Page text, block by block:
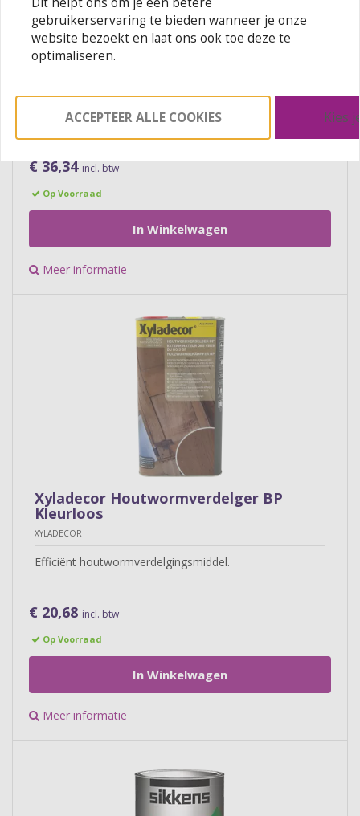
Trimetal Silvanol LO
WIT/RAL9010/RAL9016
TRIMETAL
basis van alkyd-acrylaatharsen, aangekleurd en
zijdemat. Voor binnen en buiten.
€ 36,34 incl. btw
Op Voorraad
In Winkelwagen
Meer informatie
Xyladecor Houtwormverdelger BP
Kleurloos
XYLADECOR
Efficiënt houtwormverdelgingsmiddel.
€ 20,68 incl. btw
Op Voorraad
In Winkelwagen
Meer informatie
gebruikerservaring te bieden wanneer je onze
website bezoekt en laat ons ook toe deze te
optimaliseren.
ACCEPTEER ALLE COOKIES Kies